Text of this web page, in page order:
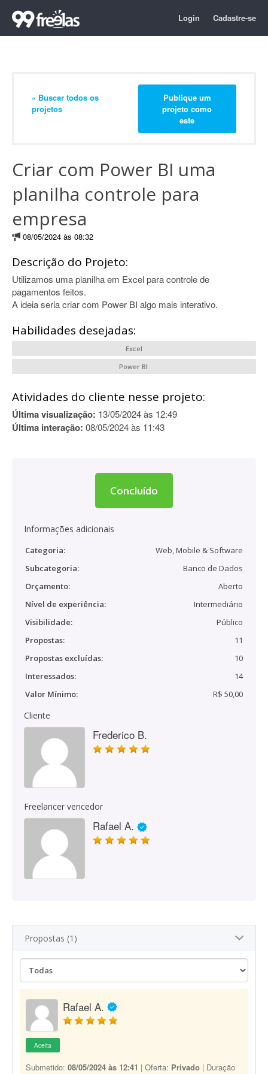
Login Cadastre-se
« Buscar todos os
projetos
Publique um
projeto como
este
Criar com Power BI uma
planilha controle para
empresa
08/05/2024 às 08:32
Descrição do Projeto:
Utilizamos uma planilha em Excel para controle de
pagamentos feitos.
A ideia seria criar com Power BI algo mais interativo.
Habilidades desejadas:
Excel
Power BI
Atividades do cliente nesse projeto:
Última visualização: 13/05/2024 às 12:49
Última interação: 08/05/2024 às 11:43
Concluído
Informações adicionais
Categoria:
Web, Mobile & Software
Subcategoria:
Banco de Dados
Orçamento:
Aberto
Nível de experiência:
Intermediário
Visibilidade:
Público
Propostas:
11
Propostas excluídas:
10
Interessados:
14
Valor Mínimo:
R$ 50,00
Cliente
Frederico B.
Freelancer vencedor
Rafael A.
Propostas (1)
Rafael A.
Aceita
Submetido: 08/05/2024 às 12:41 | Oferta: Privado | Duração